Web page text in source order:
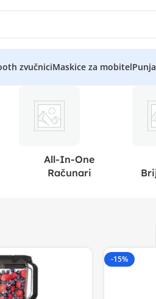
zvučniciMaskice za mobitel
All-In-One
Računari
-15%